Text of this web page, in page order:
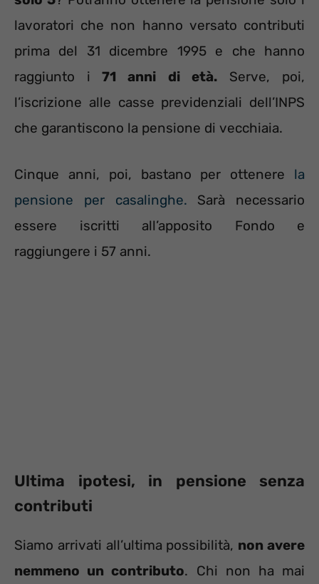
lavoratori che non hanno versato contributi
prima del 31 dicembre 1995 e che hanno
raggiunto i 71 anni di età.Serve, poi,
l’iscrizione alle casse previdenziali dell’INPS
che garantiscono la pensione di vecchiaia.
Cinque anni, poi, bastano per ottenere la
pensione per casalinghe. Sarà necessario
essere iscritti all’apposito Fondo e
raggiungere i 57 anni.
Ultima ipotesi, in pensione senza
contributi
Siamo arrivati all’ultima possibilità, non avere
nemmeno un contributo. Chi non ha mai